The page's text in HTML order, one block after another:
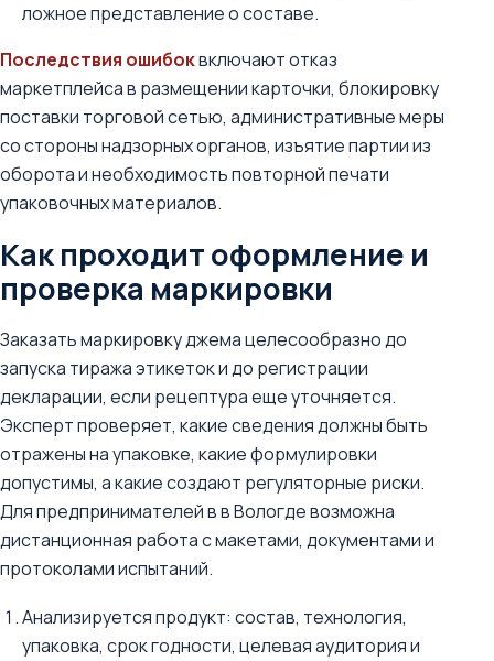
ложное представление о составе.
Последствия ошибоквключают отказ
маркетплейса в размещении карточки, блокировку
поставки торговой сетью, административные меры
со стороны надзорных органов, изъятие партии из
оборота и необходимость повторной печати
упаковочных материалов.
Как проходит оформление и
проверка маркировки
Заказать маркировку джема целесообразно до
запуска тиража этикеток и до регистрации
декларации, если рецептура еще уточняется.
Эксперт проверяет, какие сведения должны быть
отражены на упаковке, какие формулировки
допустимы, а какие создают регуляторные риски.
Для предпринимателей в в Вологде возможна
дистанционная работа с макетами, документами и
протоколами испытаний.
Анализируется продукт: состав, технология,
упаковка, срок годности, целевая аудитория и